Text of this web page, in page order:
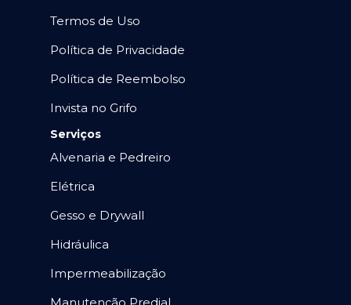
Termos de Uso
Política de Privacidade
Política de Reembolso
Invista no Grifo
Serviços
Alvenaria e Pedreiro
Elétrica
Gesso e Drywall
Hidráulica
Impermeabilização
Manutenção Predial